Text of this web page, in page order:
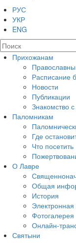
РУС
УКР
ENG
Прихожанам
Расписание
Новости
Публикации
Знакомство
Паломникам
Где
Что посетить
О Лавре
Общая
История
Электронная
Фотогалерея
Онлайн-
Святыни